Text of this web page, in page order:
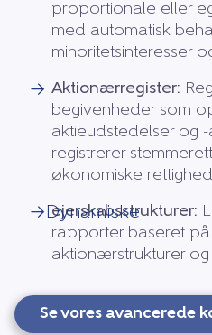
proportionale eller
med automatisk
minoritetsinteresser
→ Aktionærregister:
begivenheder som
aktieudstedelser og
registrerer
økonomiske
→Dynamiske
ejerskabsstrukturer:
rapporter baseret på
aktionærstrukturer
Se vores avancerede